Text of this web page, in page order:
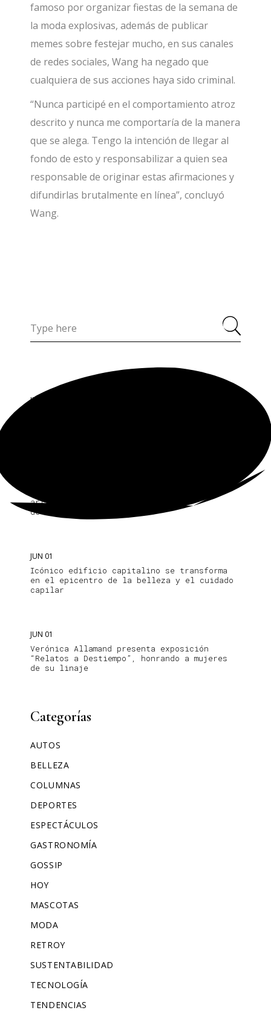
famoso por organizar fiestas de la semana de
la moda explosivas, además de publicar
memes sobre festejar mucho, en sus canales
de redes sociales, Wang ha negado que
cualquiera de sus acciones haya sido criminal.
“Nunca participé en el comportamiento atroz
descrito y nunca me comportaría de la manera
que se alega. Tengo la intención de llegar al
fondo de esto y responsabilizar a quien sea
responsable de originar estas afirmaciones y
difundirlas brutalmente en línea”, concluyó
Wang.
for:
JUN 10
artificial que evalúa los daños
de un choque
JUN 01
Icónico edificio capitalino se transforma
en el epicentro de la belleza y el cuidado
capilar
JUN 01
Verónica Allamand presenta exposición
“Relatos a Destiempo”, honrando a mujeres
de su linaje
Categorías
AUTOS
BELLEZA
COLUMNAS
DEPORTES
ESPECTÁCULOS
GASTRONOMÍA
GOSSIP
HOY
MASCOTAS
MODA
RETROY
SUSTENTABILIDAD
TECNOLOGÍA
TENDENCIAS